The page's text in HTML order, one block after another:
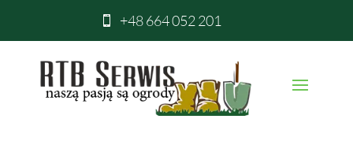
 +48 664 052 201